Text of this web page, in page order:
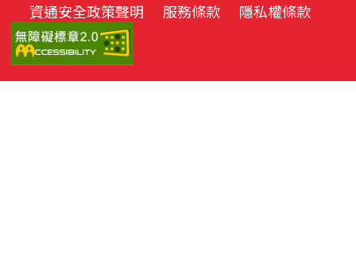
資通安全政策聲明
服務條款 隱私權條款